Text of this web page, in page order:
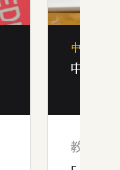
中学受験
中学受
教育